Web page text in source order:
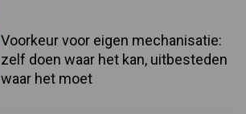
Voorkeur voor eigen mechanisatie:
zelf doen waar het kan, uitbesteden
waar het moet